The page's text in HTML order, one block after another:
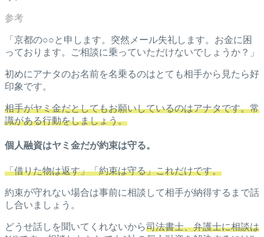
「京都の○○と申します。突然メール失礼します。お金に困
っております。ご相談に乗っていただけないでしょうか？」
初めにアナタのお名前を名乗るのはとても相手から見たら好
印象です。
相手がヤミ金だとしてもお願いしているのはアナタです。常
識がある行動をしましょう。
個人融資はヤミ金だが約束は守る。
「借りた物は返す」「約束は守る」これだけです。
約束が守れない場合は事前に相談して相手が納得するまで話
し合いましょう。
どうせ話しを聞いてくれないから司法書士、弁護士に相談は